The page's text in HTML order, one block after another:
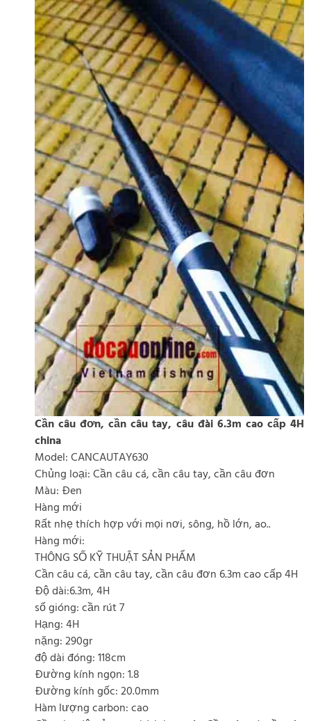
Cần câu đơn, cần câu tay, câu đài 6.3m cao cấp 4H
china
Model: CANCAUTAY630
Chủng loại: Cần câu cá, cần câu tay, cần câu đơn
Màu: Đen
Hàng mới
Rất nhẹ thích hợp với mọi nơi, sông, hồ lớn, ao..
Hàng mới:
THÔNG SỐ KỸ THUẬT SẢN PHẨM
Cần câu cá, cần câu tay, cần câu đơn 6.3m cao cấp 4H
Độ dài:6.3m, 4H
số gióng: cần rút 7
Hạng: 4H
nặng: 290gr
độ dài đóng: 118cm
Đường kính ngọn: 1.8
Đường kính gốc: 20.0mm
Hàm lượng carbon: cao